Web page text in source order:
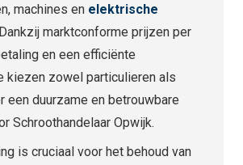
machines en elektrische
Dankzij marktconforme prijzen per
en een efficiënte
kiezen zowel particulieren als
een duurzame en betrouwbare
Schroothandelaar Opwijk.
is cruciaal voor het behoud van